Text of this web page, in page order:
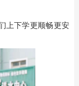
上下学更顺畅更安